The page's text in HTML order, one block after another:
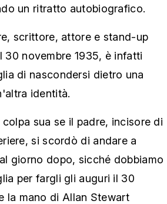
un ritratto autobiografico.
scrittore, attore e stand-up
30 novembre 1935, è infatti
di nascondersi dietro una
identità.
sua se il padre, incisore di
si scordò di andare a
giorno dopo, sicché dobbiamo
per fargli gli auguri il 30
la mano di Allan Stewart